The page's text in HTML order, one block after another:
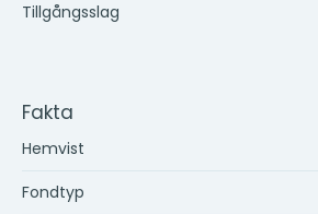
Tillgångsslag
Fakta
Hemvist
Fondtyp